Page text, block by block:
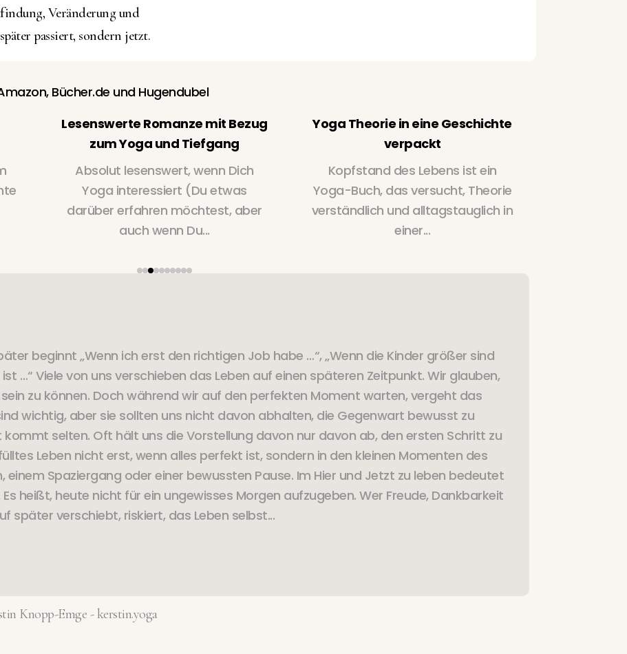
Veränderung und
passiert, sondern jetzt.
Bücher.de und Hugendubel
Lesenswerte Romanze mit Bezug
zum Yoga und Tiefgang
Absolut lesenswert, wenn Dich
Yoga interessiert (Du etwas
darüber erfahren möchtest, aber
auch wenn Du...
Yoga Theorie in eine Geschichte
verpackt
Kopfstand des Lebens ist ein
Yoga-Buch, das versucht, Theorie
verständlich und alltagstauglich in
einer...
beginnt „Wenn ich erst den richtigen Job habe …“, „Wenn die Kinder größer sind
…“ Viele von uns verschieben das Leben auf einen späteren Zeitpunkt. Wir glauben,
zu können. Doch während wir auf den perfekten Moment warten, vergeht das
wichtig, aber sie sollten uns nicht davon abhalten, die Gegenwart bewusst zu
selten. Oft hält uns die Vorstellung davon nur davon ab, den ersten Schritt zu
Leben nicht erst, wenn alles perfekt ist, sondern in den kleinen Momenten des
Spaziergang oder einer bewussten Pause. Im Hier und Jetzt zu leben bedeutet
heißt, heute nicht für ein ungewisses Morgen aufzugeben. Wer Freude, Dankbarkeit
später verschiebt, riskiert, das Leben selbst...
Knopp-Emge - kerstin.yoga